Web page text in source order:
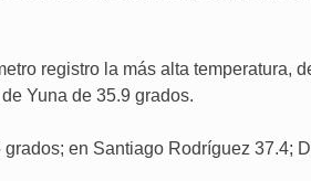
registro la más alta temperatura,
Yuna de 35.9 grados.
en Santiago Rodríguez 37.4;